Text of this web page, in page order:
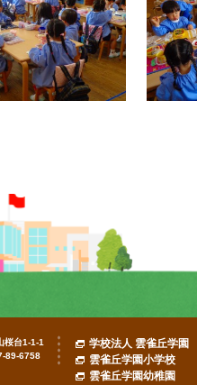
桜台1-1-1
89-6758
学校法人 雲雀丘学園
雲雀丘学園小学校
雲雀丘学園幼稚園